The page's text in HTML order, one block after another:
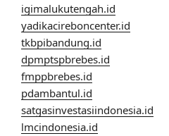
igimalukutengah.id
yadikacireboncenter.id
tkbpibandung.id
dpmptspbrebes.id
fmppbrebes.id
pdambantul.id
satgasinvestasiindonesia.id
lmcindonesia.id